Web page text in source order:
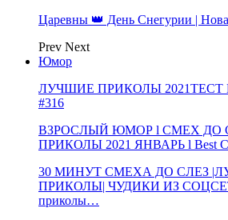
Царевны 👑 День Снегурии |
Prev Next
Юмор
ЛУЧШИЕ ПРИКОЛЫ
#316
ВЗРОСЛЫЙ ЮМОР l СМЕХ ДО
ПРИКОЛЫ 2021 ЯНВАРЬ l Best
30 МИНУТ СМЕХА ДО СЛЕЗ
ПРИКОЛЫ| ЧУДИКИ ИЗ
приколы…